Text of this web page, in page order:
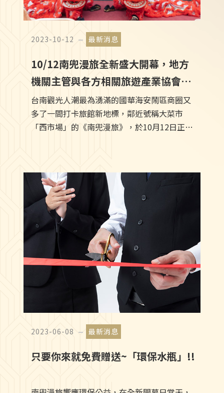
2023-10-12 最新消息
10/12南兜漫旅全新盛大開幕，地方
機關主管與各方相關旅遊產業協會巨
擘蒞臨剪綵!!
台南觀光人潮最為湧滿的國華海安鬧區商圈又
多了一間打卡旅館新地標，鄰近號稱大菜市
「西市場」的《南兜漫旅》，於10月12日正式
副市長葉澤山、台南市府觀旅局長林國華、台
南市府文化局長謝仕淵等主管機關要長親臨剪
綵現場之外，亦有相關旅遊產業公會與旅行協
會諸眾理事長們到場慶賀，為國華海安商圈及
西市場，再添台南旅宿新話題。 台南市副市長
葉澤山表示，台南已成為國人首選旅遊目的
地，國慶連假各旅遊景點累計逾85萬人次，繼
去(111)年有3家大型集團酒店設立後，今天南
兜漫旅的開幕，為台南旅宿產業增添生力軍，
而台南市府觀旅局長林國華更進一步說明，近
以國慶連假為例，光是國華海安商圈就有16萬
觀光人次，整體住宿率初計高達9成，且根據財
的69億8664萬元，迄今(112)年度光是上半年為
2023-06-08 最新消息
只要你來就免費贈送~「環保水瓶」!!